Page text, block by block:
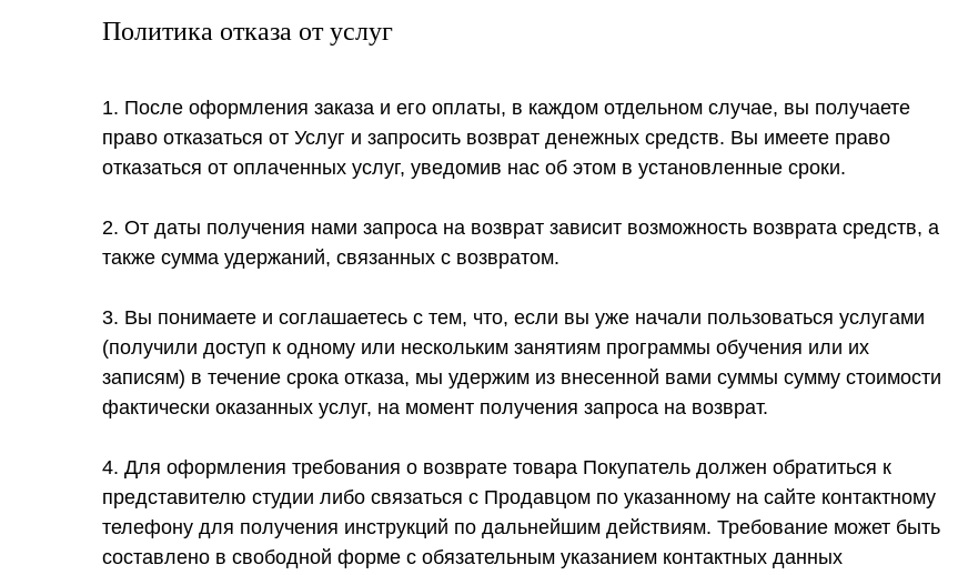
Политика отказа от услуг
1. После оформления заказа и его оплаты, в каждом отдельном случае, вы получаете
право отказаться от Услуг и запросить возврат денежных средств. Вы имеете право
отказаться от оплаченных услуг, уведомив нас об этом в установленные сроки.
2. От даты получения нами запроса на возврат зависит возможность возврата средств, а
также сумма удержаний, связанных с возвратом.
3. Вы понимаете и соглашаетесь с тем, что, если вы уже начали пользоваться услугами
(получили доступ к одному или нескольким занятиям программы обучения или их
записям) в течение срока отказа, мы удержим из внесенной вами суммы сумму стоимости
фактически оказанных услуг, на момент получения запроса на возврат.
4. Для оформления требования о возврате товара Покупатель должен обратиться к
представителю студии либо связаться с Продавцом по указанному на сайте контактному
телефону для получения инструкций по дальнейшим действиям. Требование может быть
составлено в свободной форме с обязательным указанием контактных данных